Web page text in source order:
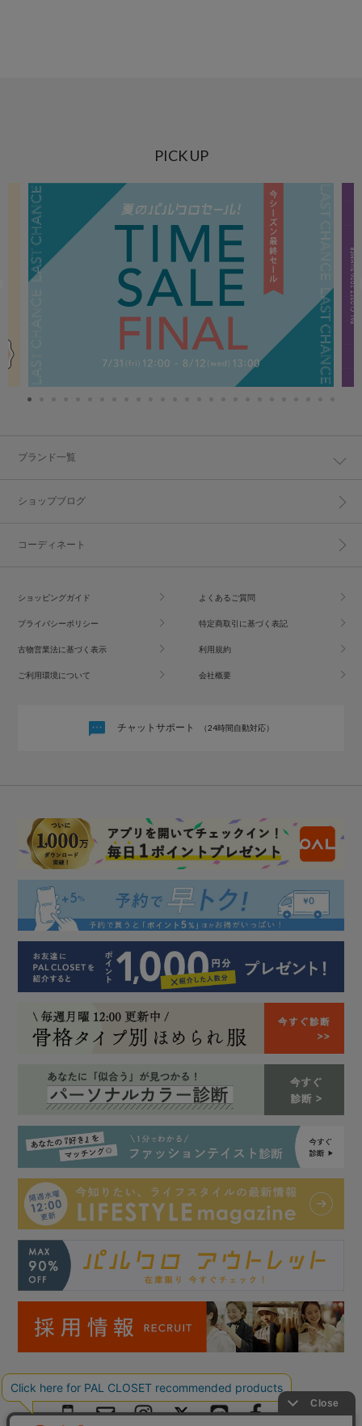
PICK UP
ブランド一覧
ショップブログ
コーディネート
ショッピングガイド よくあるご質問
プライバシーポリシー 特定商取引に基づく表記
古物営業法に基づく表示 利用規約
ご利用環境について 会社概要
チャットサポート （24時間自動対応）